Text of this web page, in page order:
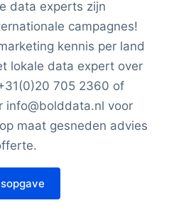
data experts zijn
campagnes!
kennis per land
lokale data expert over
705 2360 of
info@bolddata.nl voor
maat gesneden advies